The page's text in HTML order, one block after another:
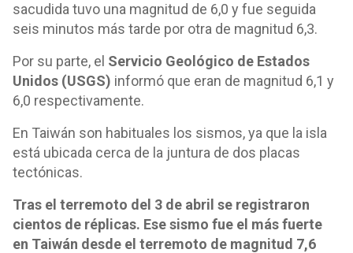
sacudida tuvo una magnitud de 6,0 y fue seguida
seis minutos más tarde por otra de magnitud 6,3.
Por su parte, el Servicio Geológico de Estados
Unidos (USGS) informó que eran de magnitud 6,1 y
6,0 respectivamente.
En Taiwán son habituales los sismos, ya que la isla
está ubicada cerca de la juntura de dos placas
tectónicas.
Tras el terremoto del 3 de abril se registraron
cientos de réplicas. Ese sismo fue el más fuerte
en Taiwán desde el terremoto de magnitud 7,6